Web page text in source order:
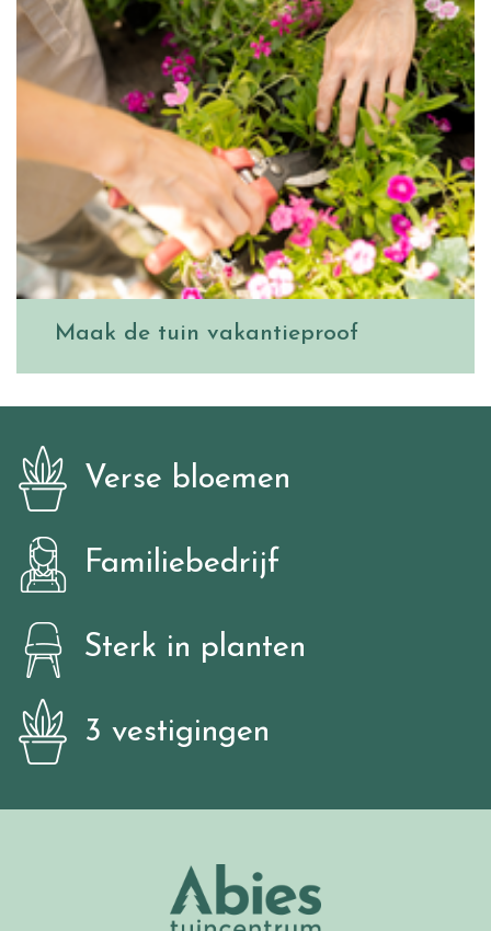
Maak de tuin vakantieproof
Verse bloemen
Familiebedrijf
Sterk in planten
3 vestigingen